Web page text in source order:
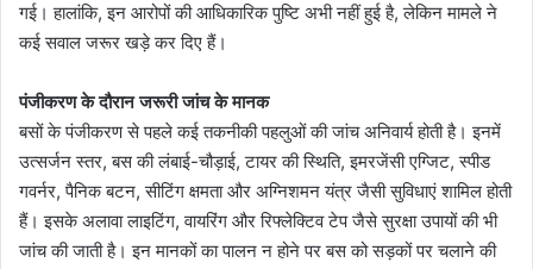
गई। हालांकि, इन आरोपों की आधिकारिक पुष्टि अभी नहीं हुई है, लेकिन मामले ने
कई सवाल जरूर खड़े कर दिए हैं।
पंजीकरण के दौरान जरूरी जांच के मानक
बसों के पंजीकरण से पहले कई तकनीकी पहलुओं की जांच अनिवार्य होती है। इनमें
उत्सर्जन स्तर, बस की लंबाई-चौड़ाई, टायर की स्थिति, इमरजेंसी एग्जिट, स्पीड
गवर्नर, पैनिक बटन, सीटिंग क्षमता और अग्निशमन यंत्र जैसी सुविधाएं शामिल होती
हैं। इसके अलावा लाइटिंग, वायरिंग और रिफ्लेक्टिव टेप जैसे सुरक्षा उपायों की भी
जांच की जाती है। इन मानकों का पालन न होने पर बस को सड़कों पर चलाने की